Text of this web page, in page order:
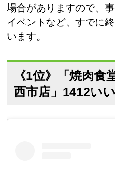
場合がありますので、
イベントなど、すでに
います。
《1位》「焼肉食
西市店」1412いい